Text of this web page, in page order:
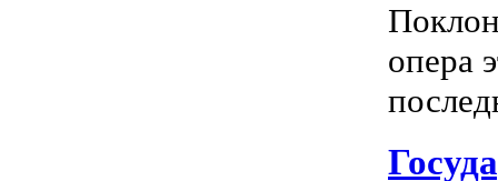
опера